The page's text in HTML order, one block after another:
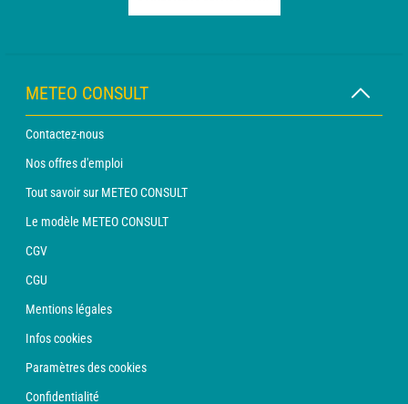
METEO CONSULT
Contactez-nous
Nos offres d'emploi
Tout savoir sur METEO CONSULT
Le modèle METEO CONSULT
CGV
CGU
Mentions légales
Infos cookies
Paramètres des cookies
Confidentialité